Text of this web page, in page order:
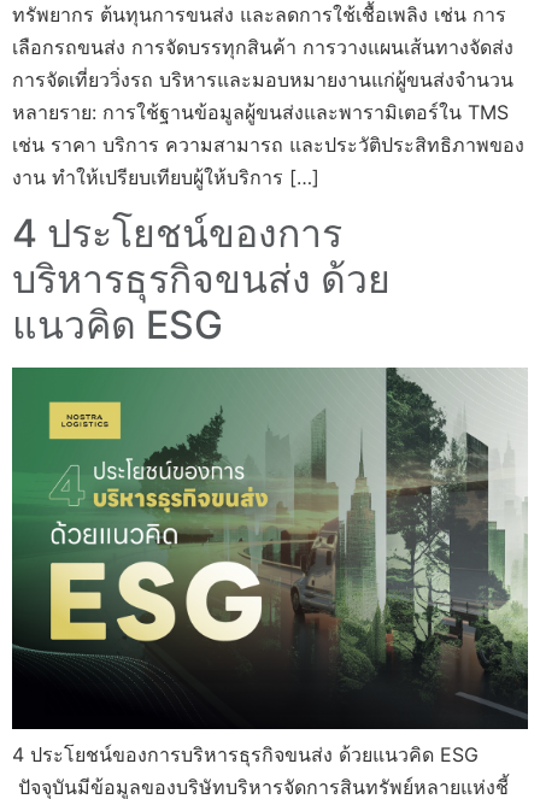
ทรัพยากร ต้นทุนการขนส่ง และลดการใช้เชื้อเพลิง เช่น การ
เลือกรถขนส่ง การจัดบรรทุกสินค้า การวางแผนเส้นทางจัดส่ง
การจัดเที่ยววิ่งรถ บริหารและมอบหมายงานแก่ผู้ขนส่งจำนวน
หลายราย: การใช้ฐานข้อมูลผู้ขนส่งและพารามิเตอร์ใน TMS
เช่น ราคา บริการ ความสามารถ และประวัติประสิทธิภาพของ
งาน ทำให้เปรียบเทียบผู้ให้บริการ […]
4 ประโยชน์ของการ
บริหารธุรกิจขนส่ง ด้วย
แนวคิด ESG
4 ประโยชน์ของการบริหารธุรกิจขนส่ง ด้วยแนวคิด ESG
ปัจจุบันมีข้อมูลของบริษัทบริหารจัดการสินทรัพย์หลายแห่งชี้